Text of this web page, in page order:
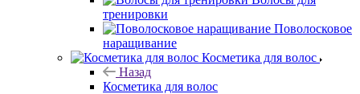
тренировки
Поволосковое
наращивание
Косметика для волос
Назад
Косметика для волос